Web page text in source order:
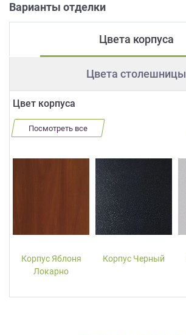
Варианты отделки
Цвета корпуса
Цвета столешницы
Цвет корпуса
Посмотреть все
Корпус Яблоня
Локарно
Корпус Черный